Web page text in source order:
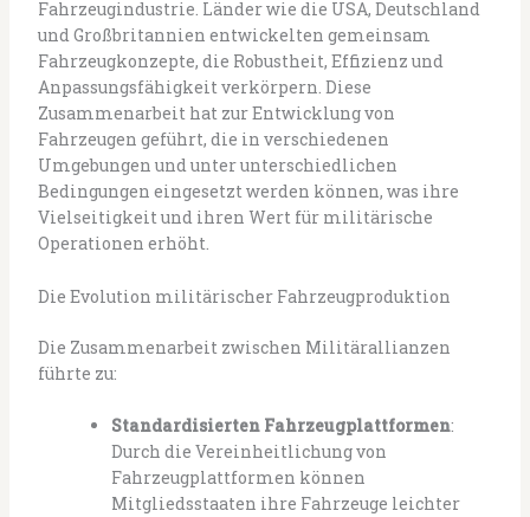
Fahrzeugindustrie. Länder wie die USA, Deutschland
und Großbritannien entwickelten gemeinsam
Fahrzeugkonzepte, die Robustheit, Effizienz und
Anpassungsfähigkeit verkörpern. Diese
Zusammenarbeit hat zur Entwicklung von
Fahrzeugen geführt, die in verschiedenen
Umgebungen und unter unterschiedlichen
Bedingungen eingesetzt werden können, was ihre
Vielseitigkeit und ihren Wert für militärische
Operationen erhöht.
Die Evolution militärischer Fahrzeugproduktion
Die Zusammenarbeit zwischen Militärallianzen
führte zu:
Standardisierten Fahrzeugplattformen:
Durch die Vereinheitlichung von
Fahrzeugplattformen können
Mitgliedsstaaten ihre Fahrzeuge leichter